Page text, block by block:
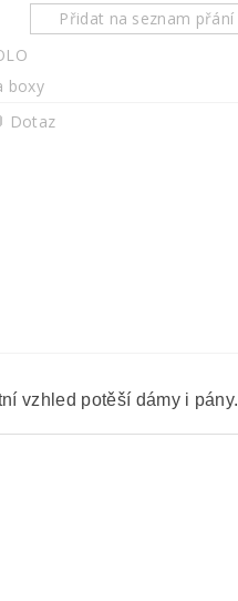
Přidat na seznam přání
boxy
Dotaz
vzhled potěší dámy i pány.